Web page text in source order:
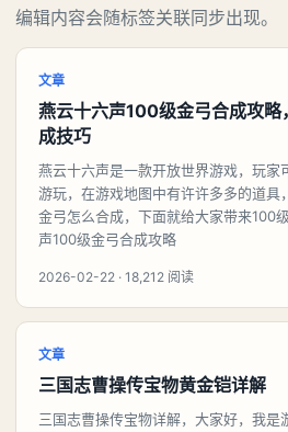
编辑内容会随标签关联同步出现。
文章
燕云十六声100级金弓合成攻
成技巧
燕云十六声是一款开放世界游戏，玩家
游玩，在游戏地图中有许许多多的道具
金弓怎么合成，下面就给大家带来100
声100级金弓合成攻略
2026-02-22 · 18,212 阅读
文章
三国志曹操传宝物黄金铠详解
三国志曹操传宝物详解，大家好，我是